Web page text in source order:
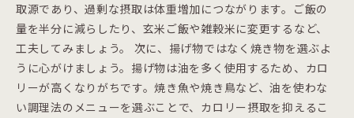
取源であり、過剰な摂取は体重増加につながります。ご飯の
量を半分に減らしたり、玄米ご飯や雑穀米に変更するなど、
工夫してみましょう。 次に、揚げ物ではなく焼き物を選ぶよ
うに心がけましょう。揚げ物は油を多く使用するため、カロ
リーが高くなりがちです。焼き魚や焼き鳥など、油を使わな
い調理法のメニューを選ぶことで、カロリー摂取を抑えるこ